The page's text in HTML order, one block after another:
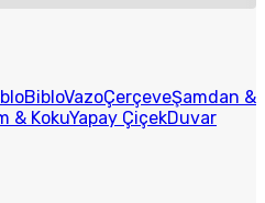
BibloVazoÇerçeveŞamdan &
& KokuYapay ÇiçekDuvar